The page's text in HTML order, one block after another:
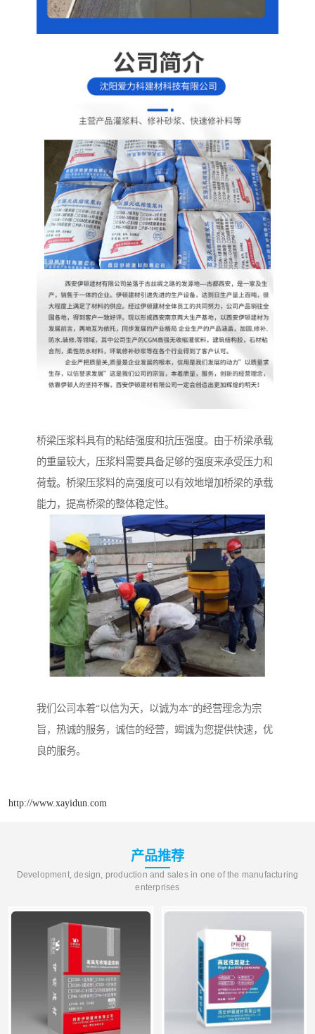
桥梁压浆料具有的粘结强度和抗压强度。由于桥梁承载
的重量较大，压浆料需要具备足够的强度来承受压力和
荷载。桥梁压浆料的高强度可以有效地增加桥梁的承载
能力，提高桥梁的整体稳定性。
我们公司本着“以信为天，以诚为本”的经营理念为宗
旨，热诚的服务，诚信的经营，竭诚为您提供快速，优
良的服务。
http://www.xayidun.com
产品推荐
Development, design, production and sales in one of the manufacturing
enterprises